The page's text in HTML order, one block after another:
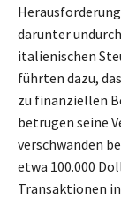
darunter
italienischen
führten dazu,
zu finanziellen
betrugen seine
verschwanden
etwa 100.000
Transaktionen